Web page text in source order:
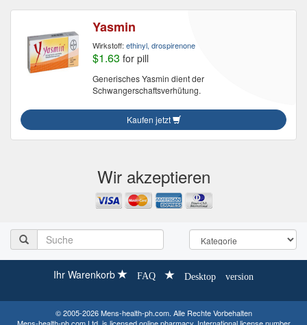
Yasmin
Wirkstoff: ethinyl, drospirenone
$1.63 for pill
Generisches Yasmin dient der
Schwangerschaftsverhütung.
Kaufen jetzt
Wir akzeptieren
Ihr Warenkorb FAQ Desktop version
© 2005-2026 Mens-health-ph.com. Alle Rechte Vorbehalten